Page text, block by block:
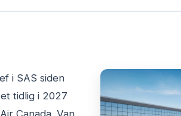
i SAS siden
tidlig i 2027
Canada. Van